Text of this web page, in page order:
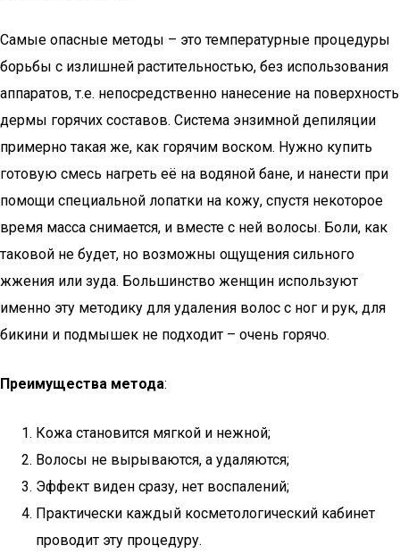
Самые опасные методы – это температурные процедуры
борьбы с излишней растительностью, без использования
аппаратов, т.е. непосредственно нанесение на поверхность
дермы горячих составов. Система энзимной депиляции
примерно такая же, как горячим воском. Нужно купить
готовую смесь нагреть её на водяной бане, и нанести при
помощи специальной лопатки на кожу, спустя некоторое
время масса снимается, и вместе с ней волосы. Боли, как
таковой не будет, но возможны ощущения сильного
жжения или зуда. Большинство женщин используют
именно эту методику для удаления волос с ног и рук, для
бикини и подмышек не подходит – очень горячо.
Преимущества метода:
Кожа становится мягкой и нежной;
Волосы не вырываются, а удаляются;
Эффект виден сразу, нет воспалений;
Практически каждый косметологический кабинет
проводит эту процедуру.